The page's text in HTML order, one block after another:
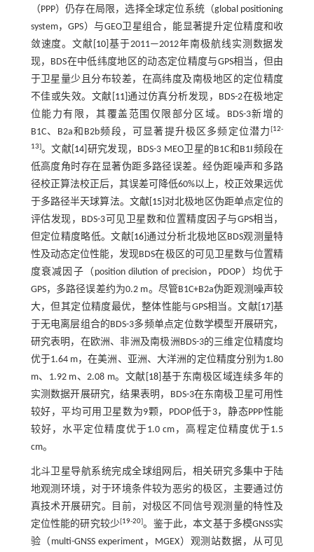
（PPP）仍存在局限，选择全球定位系统（global positioning
system，GPS）与GEO卫星组合，能显著提升定位精度和收
敛速度。文献[ 10 ]基于2011—2012年南极航线实测数据发
现，BDS在中低纬度地区的动态定位精度与GPS相当，但由
于卫星量少且分布较差，在高纬度及南极地区的定位精度
不佳或失效。文献[ 11]通过仿真分析发现，BDS-2在极地定
位能力有限，其覆盖范围仅限部分区域。BDS-3新增的
B1C、B2a和B2b频段，可显著提升极区多频定位潜力[12-
13]。文献[ 14 ]研究发现，BDS-3 MEO卫星的B1C和B1I频段在
低高度角时存在显著伪距多路径误差。经伪距噪声和多路
径校正算法校正后，其误差可降低60%以上，校正效果远优
于多路径半天球算法。文献[ 15 ]对北极地区伪距单点定位的
评估发现，BDS-3可见卫星数和位置精度因子与GPS相当，
但定位精度略低。文献[ 16]通过分析北极地区BDS观测量特
性及动态定位性能，发现BDS在极区的可见卫星数与位置精
度衰减因子（position dilution of precision，PDOP）均优于
GPS，多路径误差约为0.2 m。尽管B1C+B2a伪距观测噪声较
大，但其定位精度最优，整体性能与GPS相当。文献[ 17 ]基
于无电离层组合的BDS-3多频单点定位数学模型开展研究，
研究表明，在欧洲、非洲及南极洲BDS-3的三维定位精度均
优于1.64 m，在美洲、亚洲、大洋洲的定位精度分别为1.80
m、1.92 m、2.08 m。文献[ 18]基于东南极区域连续多年的
实测数据开展研究，结果表明，BDS-3在东南极卫星可用性
较好，平均可用卫星数为9颗，PDOP低于3，静态PPP性能
较好，水平定位精度优于1.0 cm，高程定位精度优于1.5
cm。
北斗卫星导航系统完成全球组网后，相关研究多集中于陆
地观测环境，对于环境条件较为恶劣的极区，主要通过仿
真技术开展研究。目前，对极区不同信号观测量的特性及
定位性能的研究较少[19-20]。鉴于此，本文基于多模GNSS实
验（multi-GNSS experiment，MGEX）观测站数据，从可见